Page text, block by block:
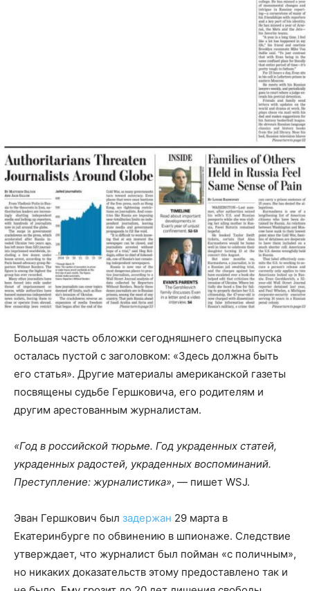
Большая часть обложки сегодняшнего спецвыпуска
осталась пустой с заголовком: «Здесь должна быть
его статья». Другие материалы американской газеты
посвящены судьбе Гершковича, его родителям и
другим арестованным журналистам.
«Год в российской тюрьме. Год украденных статей,
украденных радостей, украденных воспоминаний.
Преступление: журналистика», — пишет WSJ.
Эван Гершкович был задержан 29 марта в
Екатеринбурге по обвинению в шпионаже. Следствие
утверждает, что журналист был пойман «с поличным»,
но никаких доказательств этому предоставлено так и